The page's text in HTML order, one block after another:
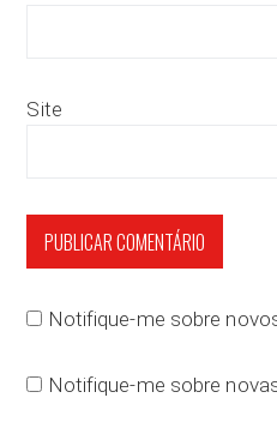
Site
Notifique-me sobre
Notifique-me sobre